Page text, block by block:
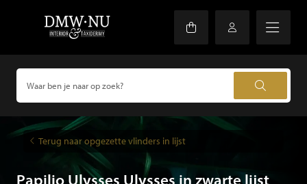
Terug naar opgezette vlinders in lijst
Papilio Ulysses Ulysses in zwarte lijst